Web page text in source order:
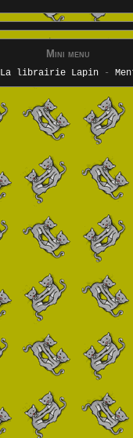
Mini menu
La librairie Lapin-